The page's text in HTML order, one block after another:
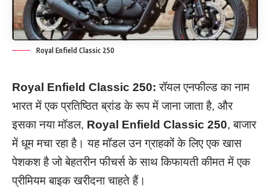
Royal Enfield Classic 250
Royal Enfield Classic 250:रॉयल एनफील्ड का नाम
भारत में एक प्रतिष्ठित ब्रांड के रूप में जाना जाता है, और
इसका नया मॉडल, Royal Enfield Classic 250, बाजार
में धूम मचा रहा है। यह मॉडल उन ग्राहकों के लिए एक खास
पेशकश है जो बेहतरीन फीचर्स के साथ किफायती कीमत में एक
प्रीमियम बाइक खरीदना चाहते हैं।